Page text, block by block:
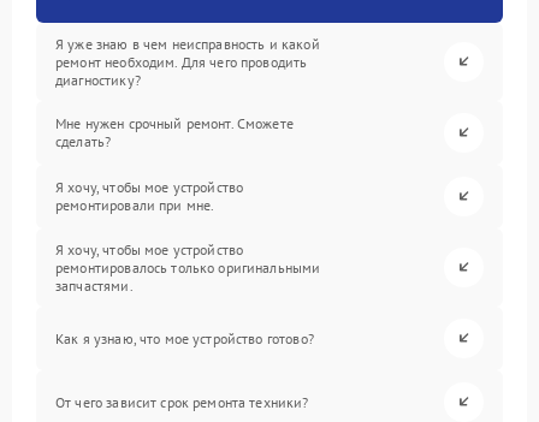
Я уже знаю в чем неисправность и какой
ремонт необходим. Для чего проводить
диагностику?
Мне нужен срочный ремонт. Сможете
сделать?
Я хочу, чтобы мое устройство
ремонтировали при мне.
Я хочу, чтобы мое устройство
ремонтировалось только оригинальными
запчастями.
Как я узнаю, что мое устройство готово?
От чего зависит срок ремонта техники?